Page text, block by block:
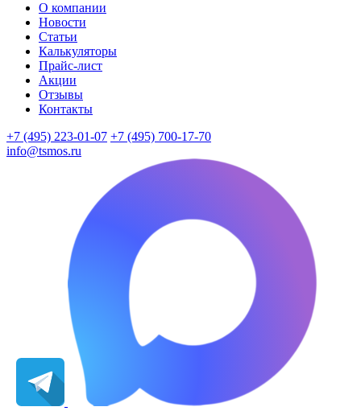
О компании
Новости
Статьи
Калькуляторы
Прайс-лист
Акции
Отзывы
Контакты
+7 (495) 223-01-07 +7 (495) 700-17-70
info@tsmos.ru